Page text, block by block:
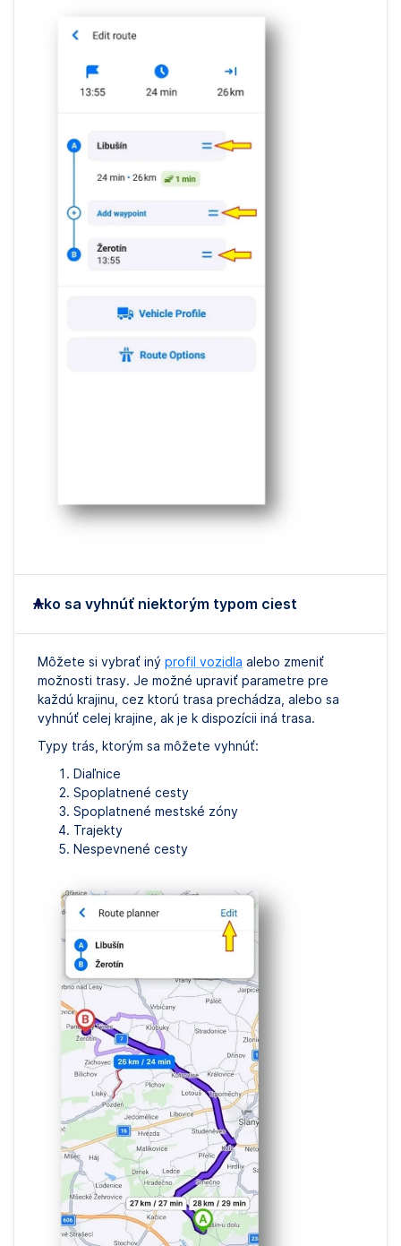
Ako sa vyhnúť niektorým typom ciest
Môžete si vybrať iný profil vozidla alebo zmeniť
možnosti trasy. Je možné upraviť parametre pre
každú krajinu, cez ktorú trasa prechádza, alebo sa
vyhnúť celej krajine, ak je k dispozícii iná trasa.
Typy trás, ktorým sa môžete vyhnúť:
Diaľnice
Spoplatnené cesty
Spoplatnené mestské zóny
Trajekty
Nespevnené cesty